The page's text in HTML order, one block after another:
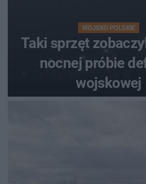
WOJSKO POLSKIE
Taki sprzęt
nocnej próbie
wojskowej